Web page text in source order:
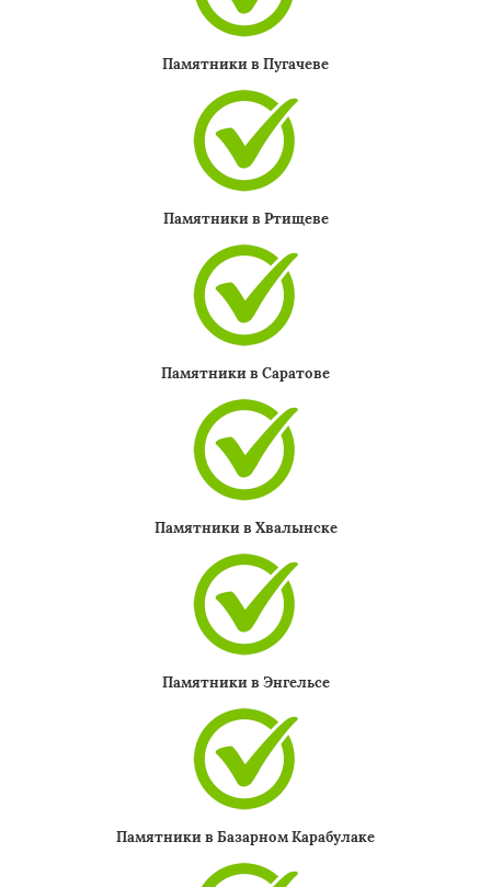
Памятники в Пугачеве
Памятники в Ртищеве
Памятники в Саратове
Памятники в Хвалынске
Памятники в Энгельсе
Памятники в Базарном Карабулаке